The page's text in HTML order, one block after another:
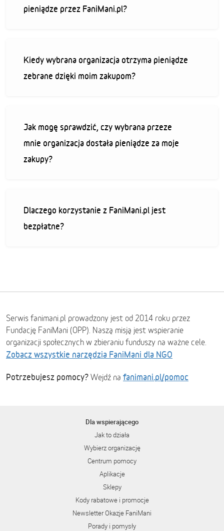
pieniądze przez FaniMani.pl?
Kiedy wybrana organizacja otrzyma pieniądze
zebrane dzięki moim zakupom?
Jak mogę sprawdzić, czy wybrana przeze
mnie organizacja dostała pieniądze za moje
zakupy?
Dlaczego korzystanie z FaniMani.pl jest
bezpłatne?
Serwis fanimani.pl prowadzony jest od 2014 roku przez
Fundację FaniMani (OPP). Naszą misją jest wspieranie
organizacji społecznych w zbieraniu funduszy na ważne cele.
Zobacz wszystkie narzędzia FaniMani dla NGO
Potrzebujesz pomocy? Wejdź na fanimani.pl/pomoc
Dla wspierającego
Jak to działa
Wybierz organizację
Centrum pomocy
Aplikacje
Sklepy
Kody rabatowe i promocje
Newsletter Okazje FaniMani
Porady i pomysły